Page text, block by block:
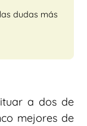
dudas más
a dos de
mejores de